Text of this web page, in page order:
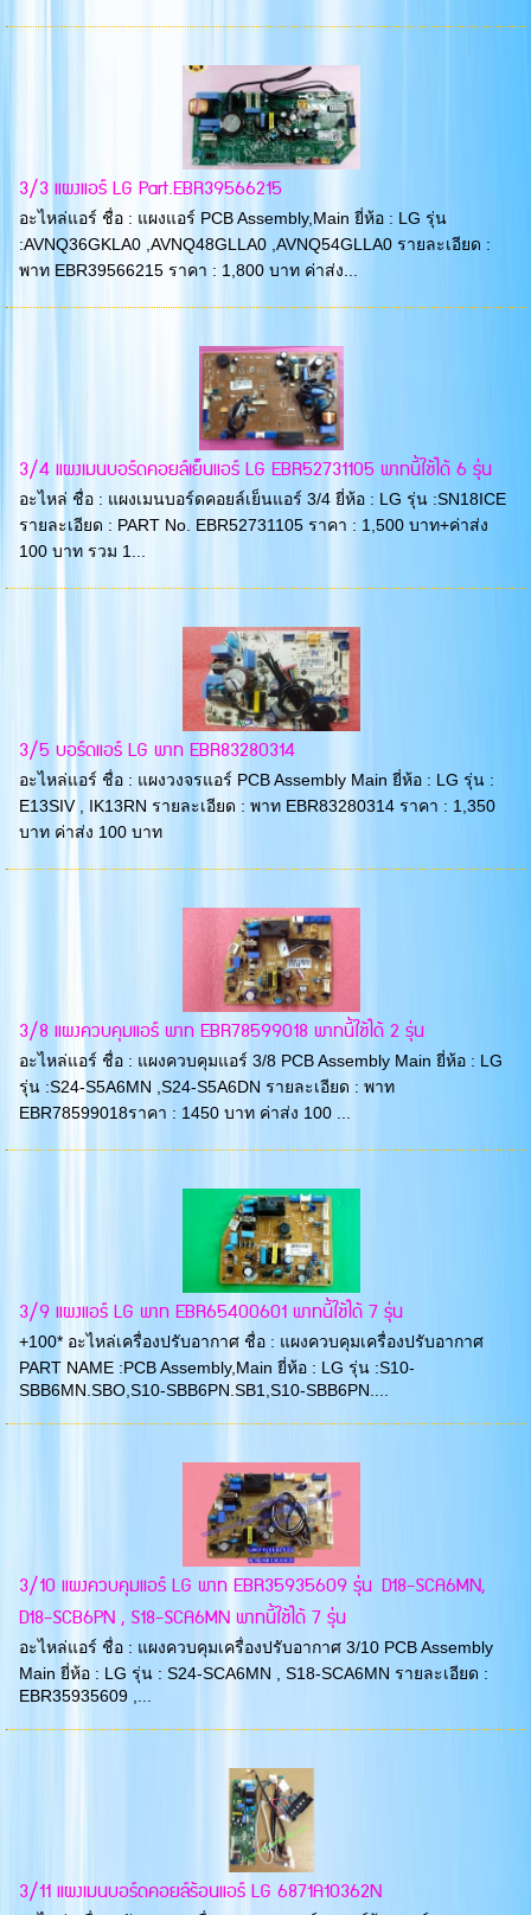
3/3 แผงแอร์ LG Part.EBR39566215
อะไหล่แอร์ ชื่อ : แผงแอร์ PCB Assembly,Main ยี่ห้อ : LG รุ่น
:AVNQ36GKLA0 ,AVNQ48GLLA0 ,AVNQ54GLLA0 รายละเอียด :
พาท EBR39566215 ราคา : 1,800 บาท ค่าส่ง...
3/4 แผงเมนบอร์ดคอยล์เย็นแอร์ LG EBR52731105 พาทนี้ใช้ได้ 6 รุ่น
อะไหล่ ชื่อ : แผงเมนบอร์ดคอยล์เย็นแอร์ 3/4 ยี่ห้อ : LG รุ่น :SN18ICE
รายละเอียด : PART No. EBR52731105 ราคา : 1,500 บาท+ค่าส่ง
100 บาท รวม 1...
3/5 บอร์ดแอร์ LG พาท EBR83280314
อะไหล่แอร์ ชื่อ : แผงวงจรแอร์ PCB Assembly Main ยี่ห้อ : LG รุ่น :
E13SIV , IK13RN รายละเอียด : พาท EBR83280314 ราคา : 1,350
บาท ค่าส่ง 100 บาท
3/8 แผงควบคุมแอร์ พาท EBR78599018 พาทนี้ใช้ได้ 2 รุ่น
อะไหล่แอร์ ชื่อ : แผงควบคุมแอร์ 3/8 PCB Assembly Main ยี่ห้อ : LG
รุ่น :S24-S5A6MN ,S24-S5A6DN รายละเอียด : พาท
EBR78599018ราคา : 1450 บาท ค่าส่ง 100 ...
3/9 แผงแอร์ LG พาท EBR65400601 พาทนี้ใช้ได้ 7 รุ่น
+100* อะไหล่เครื่องปรับอากาศ ชื่อ : แผงควบคุมเครื่องปรับอากาศ
PART NAME :PCB Assembly,Main ยี่ห้อ : LG รุ่น :S10-
SBB6MN.SBO,S10-SBB6PN.SB1,S10-SBB6PN....
3/10 แผงควบคุมแอร์ LG พาท EBR35935609 รุ่น D18-SCA6MN,
D18-SCB6PN , S18-SCA6MN พาทนี้ใช้ได้ 7 รุ่น
อะไหล่แอร์ ชื่อ : แผงควบคุมเครื่องปรับอากาศ 3/10 PCB Assembly
Main ยี่ห้อ : LG รุ่น : S24-SCA6MN , S18-SCA6MN รายละเอียด :
EBR35935609 ,...
3/11 แผงเมนบอร์ดคอยล์ร้อนแอร์ LG 6871A10362N